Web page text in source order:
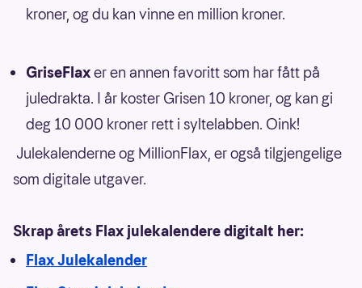
kroner, og du kan vinne en million kroner.
GriseFlaxer en annen favoritt som har fått på
juledrakta. I år koster Grisen 10 kroner, og kan gi
deg 10 000 kroner rett i syltelabben. Oink!
Julekalenderne og MillionFlax, er også tilgjengelige
som digitale utgaver.
Skrap årets Flax julekalendere digitalt her:
Flax Julekalender